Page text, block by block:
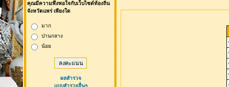
คุณมีความพึงพอใจกับเว็บไซต์ท้องถิ่น
จังหวัดแพร่ เพียงใด
มาก
ปานกลาง
น้อย
ผลสำรวจ
แบบสำรวจอื่นๆ